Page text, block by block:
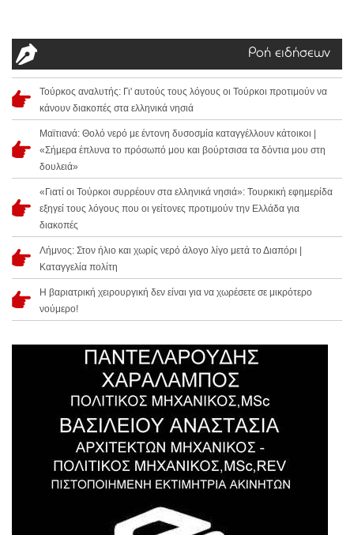
Ροή ειδήσεων
Τούρκος αναλυτής: Γι' αυτούς τους λόγους οι Τούρκοι προτιμούν να
κάνουν διακοπές στα ελληνικά νησιά
Μαϊτιανά: Θολό νερό με έντονη δυσοσμία καταγγέλλουν κάτοικοι |
«Σήμερα έπλυνα το πρόσωπό μου και βούρτσισα τα δόντια μου στη
δουλειά»
«Γιατί οι Τούρκοι συρρέουν στα ελληνικά νησιά»: Τουρκική εφημερίδα
εξηγεί τους λόγους που οι γείτονες προτιμούν την Ελλάδα για
διακοπές
Λήμνος: Στον ήλιο και χωρίς νερό άλογο λίγο μετά το Διαπόρι |
Καταγγελία πολίτη
Η βαριατρική χειρουργική δεν είναι για να χωρέσετε σε μικρότερο
νούμερο!